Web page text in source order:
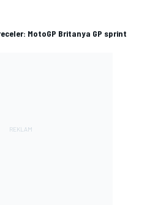
MotoGP Britanya GP sprint